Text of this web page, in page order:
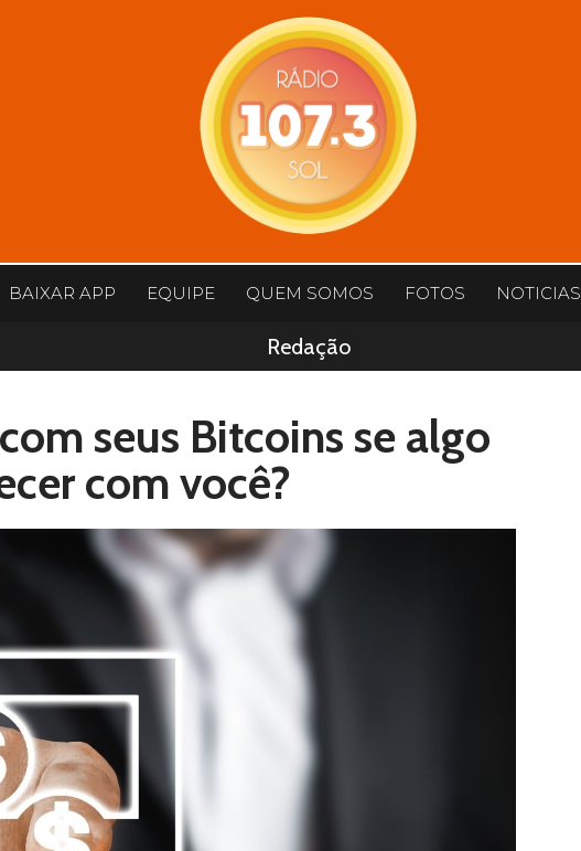
BAIXAR APP EQUIPE QUEM SOMOS FOTOS NOTICIAS
Redação
seus Bitcoins se algo
com você?